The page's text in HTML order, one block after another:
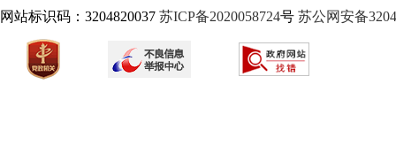
网站标识码：3204820037 苏ICP备2020058724号 苏公网安备